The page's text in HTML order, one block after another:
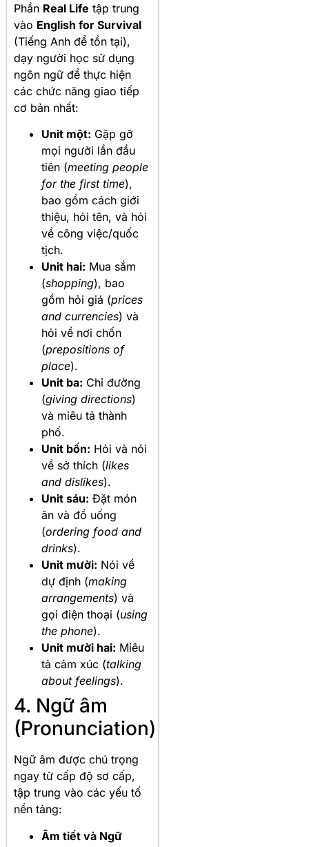
Phần Real Life tập trung
vào English for Survival
(Tiếng Anh để tồn tại),
dạy người học sử dụng
ngôn ngữ để thực hiện
các chức năng giao tiếp
cơ bản nhất:
Unit một: Gặp gỡ
mọi người lần đầu
tiên (meeting people
for the first time),
bao gồm cách giới
thiệu, hỏi tên, và hỏi
về công việc/quốc
tịch.
Unit hai: Mua sắm
(shopping), bao
gồm hỏi giá (prices
and currencies) và
hỏi về nơi chốn
(prepositions of
place).
Unit ba: Chỉ đường
(giving directions)
và miêu tả thành
phố.
Unit bốn: Hỏi và nói
về sở thích (likes
and dislikes).
Unit sáu: Đặt món
ăn và đồ uống
(ordering food and
drinks).
Unit mười: Nói về
dự định (making
arrangements) và
gọi điện thoại (using
the phone).
Unit mười hai: Miêu
tả cảm xúc (talking
about feelings).
4. Ngữ âm
(Pronunciation)
Ngữ âm được chú trọng
ngay từ cấp độ sơ cấp,
tập trung vào các yếu tố
nền tảng:
Âm tiết và Ngữ